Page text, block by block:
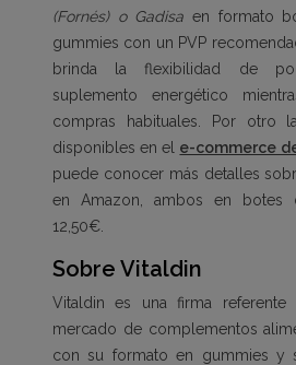
(Fornés) o Gadisa en formato
gummies con un PVP
brinda la flexibilidad de
suplemento energético
compras habituales. Por otro
disponibles en el e-commerce
puede conocer más detalles
en Amazon, ambos en botes
12,50€.
Sobre Vitaldin
Vitaldin es una firma referente
mercado de complementos
con su formato en gummies y